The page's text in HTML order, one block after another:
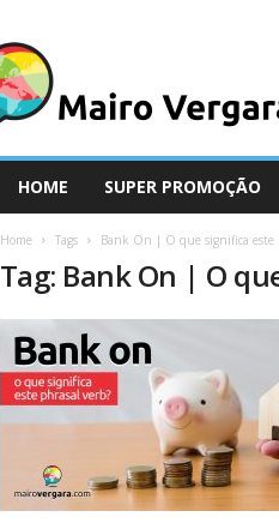
HOME SUPER PROMOÇÃO
Home Tags Bank On | O que significa este
Tag: Bank On | O